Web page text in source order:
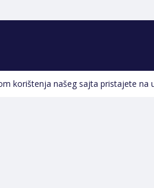
korištenja našeg sajta pristajete na